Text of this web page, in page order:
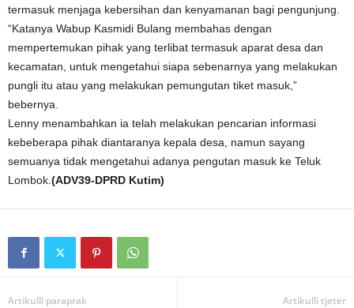
termasuk menjaga kebersihan dan kenyamanan bagi pengunjung.
“Katanya Wabup Kasmidi Bulang membahas dengan
mempertemukan pihak yang terlibat termasuk aparat desa dan
kecamatan, untuk mengetahui siapa sebenarnya yang melakukan
pungli itu atau yang melakukan pemungutan tiket masuk,”
bebernya.
Lenny menambahkan ia telah melakukan pencarian informasi
kebeberapa pihak diantaranya kepala desa, namun sayang
semuanya tidak mengetahui adanya pengutan masuk ke Teluk
Lombok. (ADV39-DPRD Kutim)
Artikulli paraprak Artikulli tjetër